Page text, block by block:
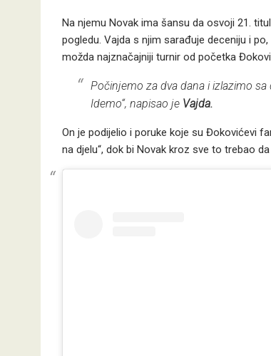
Na njemu Novak ima šansu da osvoji 21.
pogledu. Vajda s njim sarađuje deceniju i
možda najznačajniji turnir od početka
Počinjemo za dva dana i izlazimo
Idemo“, napisao je Vajda.
On je podijelio i poruke koje su Đokovićevi
na djelu“, dok bi Novak kroz sve to trebao